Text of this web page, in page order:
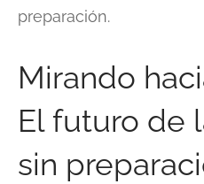
preparación.
Mirando
El futuro de
sin